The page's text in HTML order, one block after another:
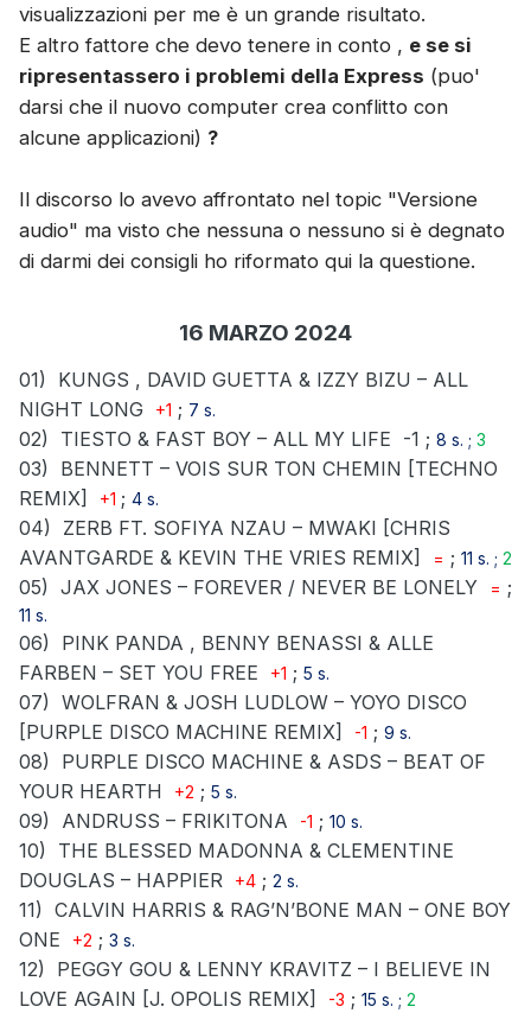
visualizzazioni per me è un grande risultato.
E altro fattore che devo tenere in conto , e se si
ripresentassero i problemi della Express (puo'
darsi che il nuovo computer crea conflitto con
alcune applicazioni) ?
Il discorso lo avevo affrontato nel topic "Versione
audio" ma visto che nessuna o nessuno si è degnato
di darmi dei consigli ho riformato qui la questione.
16 MARZO 2024
01)
KUNGS , DAVID GUETTA & IZZY BIZU – ALL
NIGHT LONG
+1 ; 7 s.
02) TIESTO & FAST BOY – ALL MY LIFE -1 ; 8 s. ; 3
03)
BENNETT – VOIS SUR TON CHEMIN [TECHNO
REMIX]
+1 ; 4 s.
04)
ZERB FT. SOFIYA NZAU – MWAKI [CHRIS
AVANTGARDE & KEVIN THE VRIES REMIX]
= ; 11 s. ; 2
05) JAX JONES – FOREVER / NEVER BE LONELY = ;
11 s.
06)
PINK PANDA , BENNY BENASSI & ALLE
FARBEN – SET YOU FREE
+1 ; 5 s.
07) WOLFRAN & JOSH LUDLOW – YOYO DISCO
[PURPLE DISCO MACHINE REMIX]
-1 ; 9 s.
08)
PURPLE DISCO MACHINE & ASDS – BEAT OF
YOUR HEARTH
+2 ; 5 s.
09) ANDRUSS – FRIKITONA -1 ; 10 s.
10)
THE BLESSED MADONNA & CLEMENTINE
DOUGLAS – HAPPIER
+4 ; 2 s.
11) CALVIN HARRIS & RAG’N’BONE MAN – ONE BOY
ONE
+2 ; 3 s.
12)
PEGGY GOU & LENNY KRAVITZ – I BELIEVE IN
LOVE AGAIN [J. OPOLIS REMIX]
-3 ; 15 s. ; 2